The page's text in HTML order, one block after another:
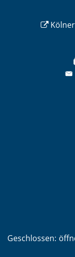
Klicken, um
Geschlossen: